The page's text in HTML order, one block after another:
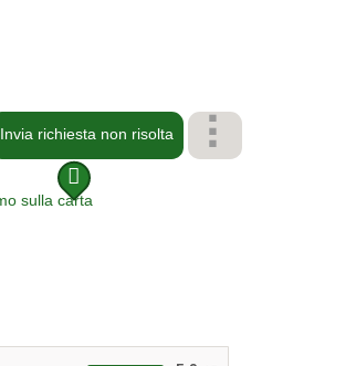
Invia richiesta non risolta